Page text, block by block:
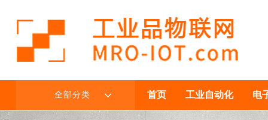
全部分类 首页 工业自动化 电